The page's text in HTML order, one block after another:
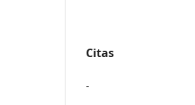
Citas
-